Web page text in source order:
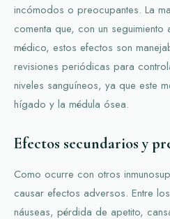
incómodos o preocupantes. La
comenta que, con un
médico, estos efectos son
revisiones periódicas para
niveles sanguíneos, ya que este
hígado y la médula ósea.
Efectos secundarios y
Como ocurre con otros
causar efectos adversos. Entre
náuseas, pérdida de apetito,